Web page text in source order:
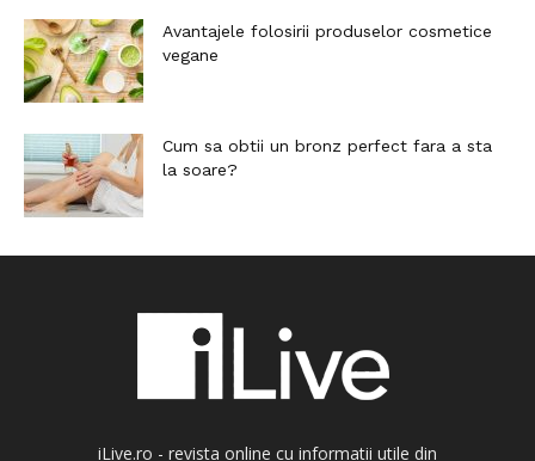
Avantajele folosirii produselor cosmetice
vegane
Cum sa obtii un bronz perfect fara a sta
la soare?
iLive.ro - revista online cu informatii utile din